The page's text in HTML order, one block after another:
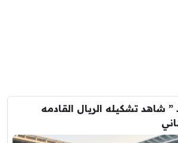
شاهد تشكيله الريال القادمه